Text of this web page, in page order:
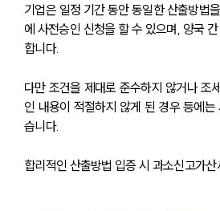
기업은 일정 기간 동안 동일한 산출방법
에 사전승인 신청을 할 수 있으며, 양국
합니다.
다만 조건을 제대로 준수하지 않거나 조
인 내용이 적절하지 않게 된 경우 등에
습니다.
합리적인 산출방법 입증 시 과소신고가